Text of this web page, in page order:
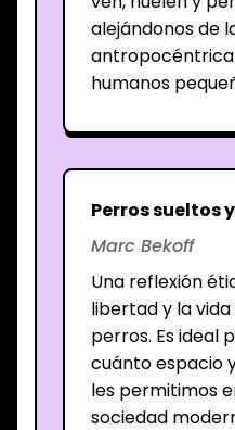
alejándonos de
humanos
Perros sueltos
Marc Bekoff
Una reflexión
libertad y la
perros. Es ideal
cuánto espacio
les permitimos
sociedad